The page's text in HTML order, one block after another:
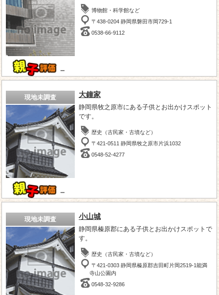
－
博物館・科学館など
〒438-0204 静岡県磐田市岡729-1
0538-66-9112
現地未調査
－
大鐘家
静岡県牧之原市にある子供とお出かけスポット
です。
歴史（古民家・古墳など）
〒421-0511 静岡県牧之原市片浜1032
0548-52-4277
現地未調査 小山城
静岡県榛原郡にある子供とお出かけスポットで
す。
歴史（古民家・古墳など）
〒421-0303 静岡県榛原郡吉田町片岡2519-1能満
寺山公園内
0548-32-9286